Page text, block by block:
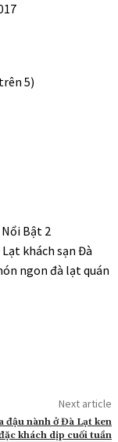
5)
Nổi Bật 2
khách sạn Đà
ngon đà lạt quán
Next article
đậu nành ở Đà Lạt ken
khách dịp cuối tuần